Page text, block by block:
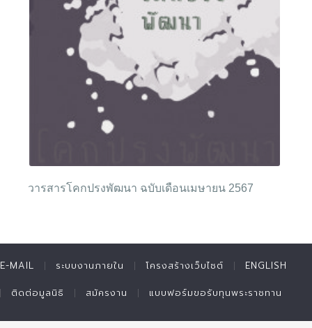
วารสารโคกปรงพัฒนา ฉบับเดือนเมษายน 2567
E-MAIL ระบบงานภายใน โครงสร้างเว็บไซต์ ENGLISH
ติดต่อมูลนิธิ สมัครงาน แบบฟอร์มขอรับทุนพระราชทาน